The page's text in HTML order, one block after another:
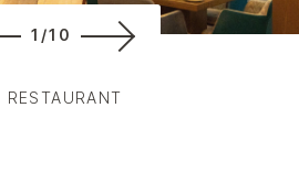
1/10